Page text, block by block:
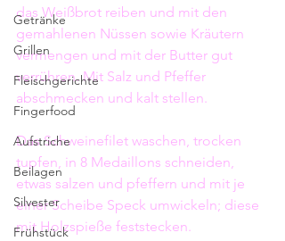
Getränke
Grillen
Fleischgerichte
Fingerfood
Aufstriche
Beilagen
Silvester
Frühstück
das Weißbrot reiben und mit den
gemahlenen Nüssen sowie Kräutern
vermengen und mit der Butter gut
verrühren. Mit Salz und Pfeffer
abschmecken und kalt stellen.
Das Schweinefilet waschen, trocken
tupfen, in 8 Medaillons schneiden,
etwas salzen und pfeffern und mit je
einer Scheibe Speck umwickeln; diese
mit Holzspieße feststecken.